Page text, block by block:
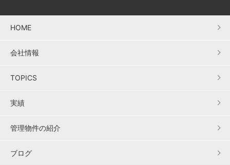
HOME
会社情報
TOPICS
実績
管理物件の紹介
ブログ